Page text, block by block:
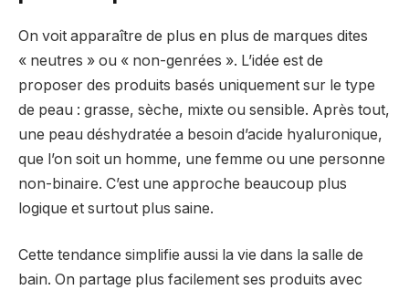
On voit apparaître de plus en plus de marques dites
« neutres » ou « non-genrées ». L’idée est de
proposer des produits basés uniquement sur le type
de peau : grasse, sèche, mixte ou sensible. Après tout,
une peau déshydratée a besoin d’acide hyaluronique,
que l’on soit un homme, une femme ou une personne
non-binaire. C’est une approche beaucoup plus
logique et surtout plus saine.
Cette tendance simplifie aussi la vie dans la salle de
bain. On partage plus facilement ses produits avec